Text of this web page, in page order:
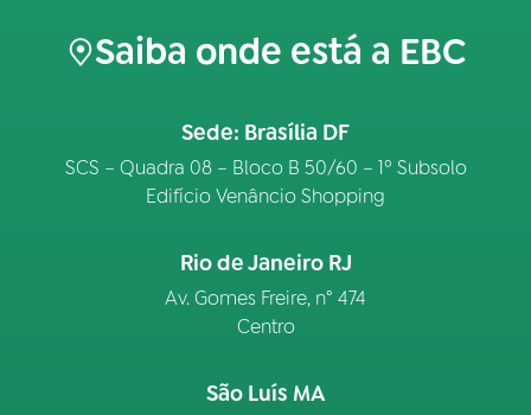
Saiba onde está a EBC
Sede: Brasília DF
SCS – Quadra 08 – Bloco B 50/60 – 1º Subsolo
Edifício Venâncio Shopping
Rio de Janeiro RJ
Av. Gomes Freire, n° 474
Centro
São Luís MA